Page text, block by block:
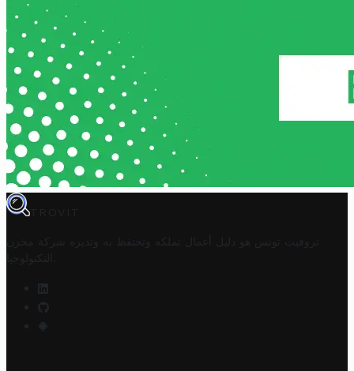
TROVIT
تروفيت تونس هو دليل أعمال تملكه وتحتفظ به وتديره
شركة مخزن
التكنولوجيا